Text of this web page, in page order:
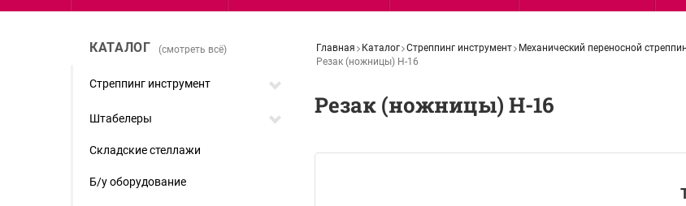
Главная Каталог Стреппинг инструмент Механический переносной
Резак (ножницы) Н-16
Резак (ножницы) Н-16
КАТАЛОГ (смотреть всё)
Стреппинг инструмент
Штабелеры
Складские стеллажи
Б/у оборудование